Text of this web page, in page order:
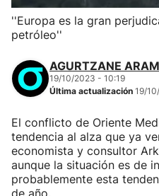
''Europa es la gran
petróleo''
AGURTZANE
19/10/2023 - 10:19
Última actualización 19/
El conflicto de Oriente
tendencia al alza que ya
economista y consultor
aunque la situación es de
probablemente esta
de año.